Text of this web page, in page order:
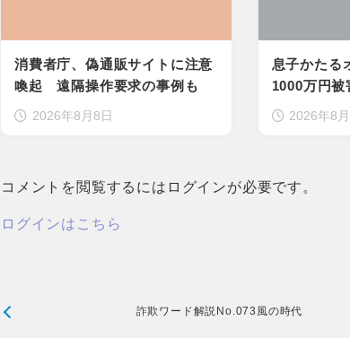
消費者庁、偽通販サイトに注意
喚起 遠隔操作要求の事例も
2026年8月8日
息子かた
1000万円被
2026年8
コメントを閲覧するにはログインが必要です。
ログインはこちら
詐欺ワード解説No.073風の時代